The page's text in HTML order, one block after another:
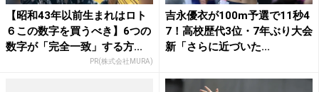
【昭和43年以前生まれはロト
６この数字を買うべき】6つの
数字が「完全一致」する方...
PR(株式会社MURA)
吉永優衣が100m予選で11秒4
7！高校歴代3位・7年ぶり大会
新「さらに近づいた...